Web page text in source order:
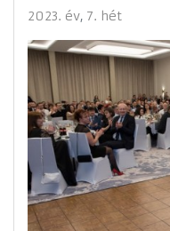
2023. év 7. hét